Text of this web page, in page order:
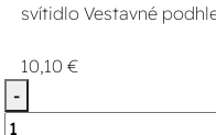
svítidlo Vestavné
10,10 €
-